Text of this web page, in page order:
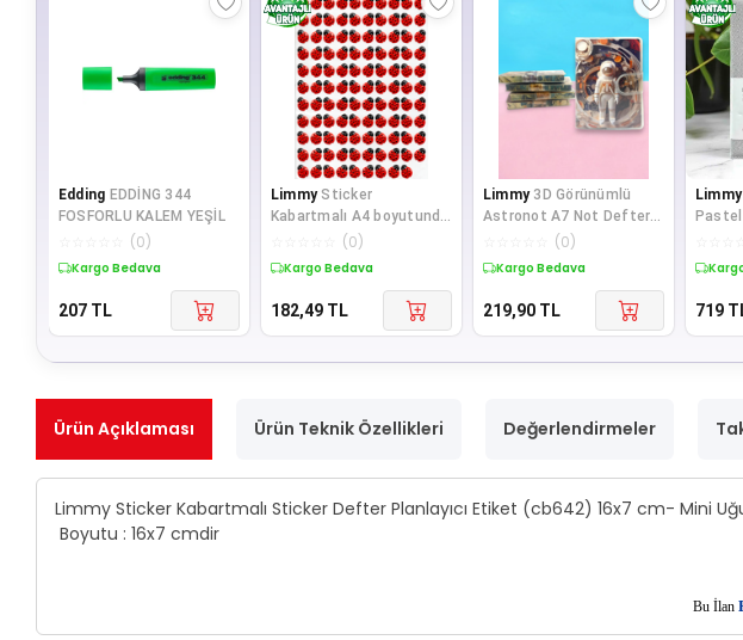
Edding EDDİNG 344
FOSFORLU KALEM YEŞİL
(0)
Kargo Bedava
207 TL
Limmy Sticker
Kabartmalı A4 boyutunda
Stiker Defter, planlayıcı
etiket
(0)
Kargo Bedava
182,49 TL
Limmy 3D Görünümlü
Astronot A7 Not Defteri ,
Çıt Çıtlı Cep Defteri - Tu
(0)
Kargo Bedava
219,90 TL
Limmy
cm) - Gr
719
Ürün Açıklaması Ürün Teknik Özellikleri Değerlendirmeler
Limmy Sticker Kabartmalı Sticker Defter Planlayıcı Etiket (cb642) 16x7 cm- Mini
Boyutu : 16x7 cmdir
Bu İlan